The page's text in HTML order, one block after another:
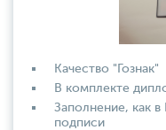
Качество "Гознак"
В комплекте
Заполнение, как в
подписи